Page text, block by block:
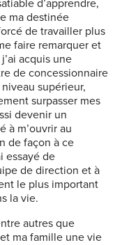
d’apprendre,
ma destinée
de travailler plus
faire remarquer et
acquis une
de concessionnaire
supérieur,
surpasser mes
devenir un
à m’ouvrir au
de façon à ce
essayé de
de direction et à
le plus important
la vie.
autres que
ma famille une vie